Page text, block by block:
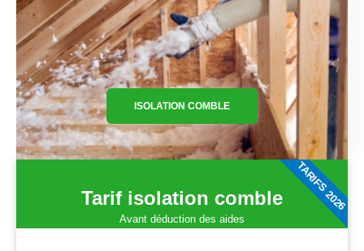
ISOLATION COMBLE
Tarif isolation comble
Avant déduction des aides
TARIFS 2026